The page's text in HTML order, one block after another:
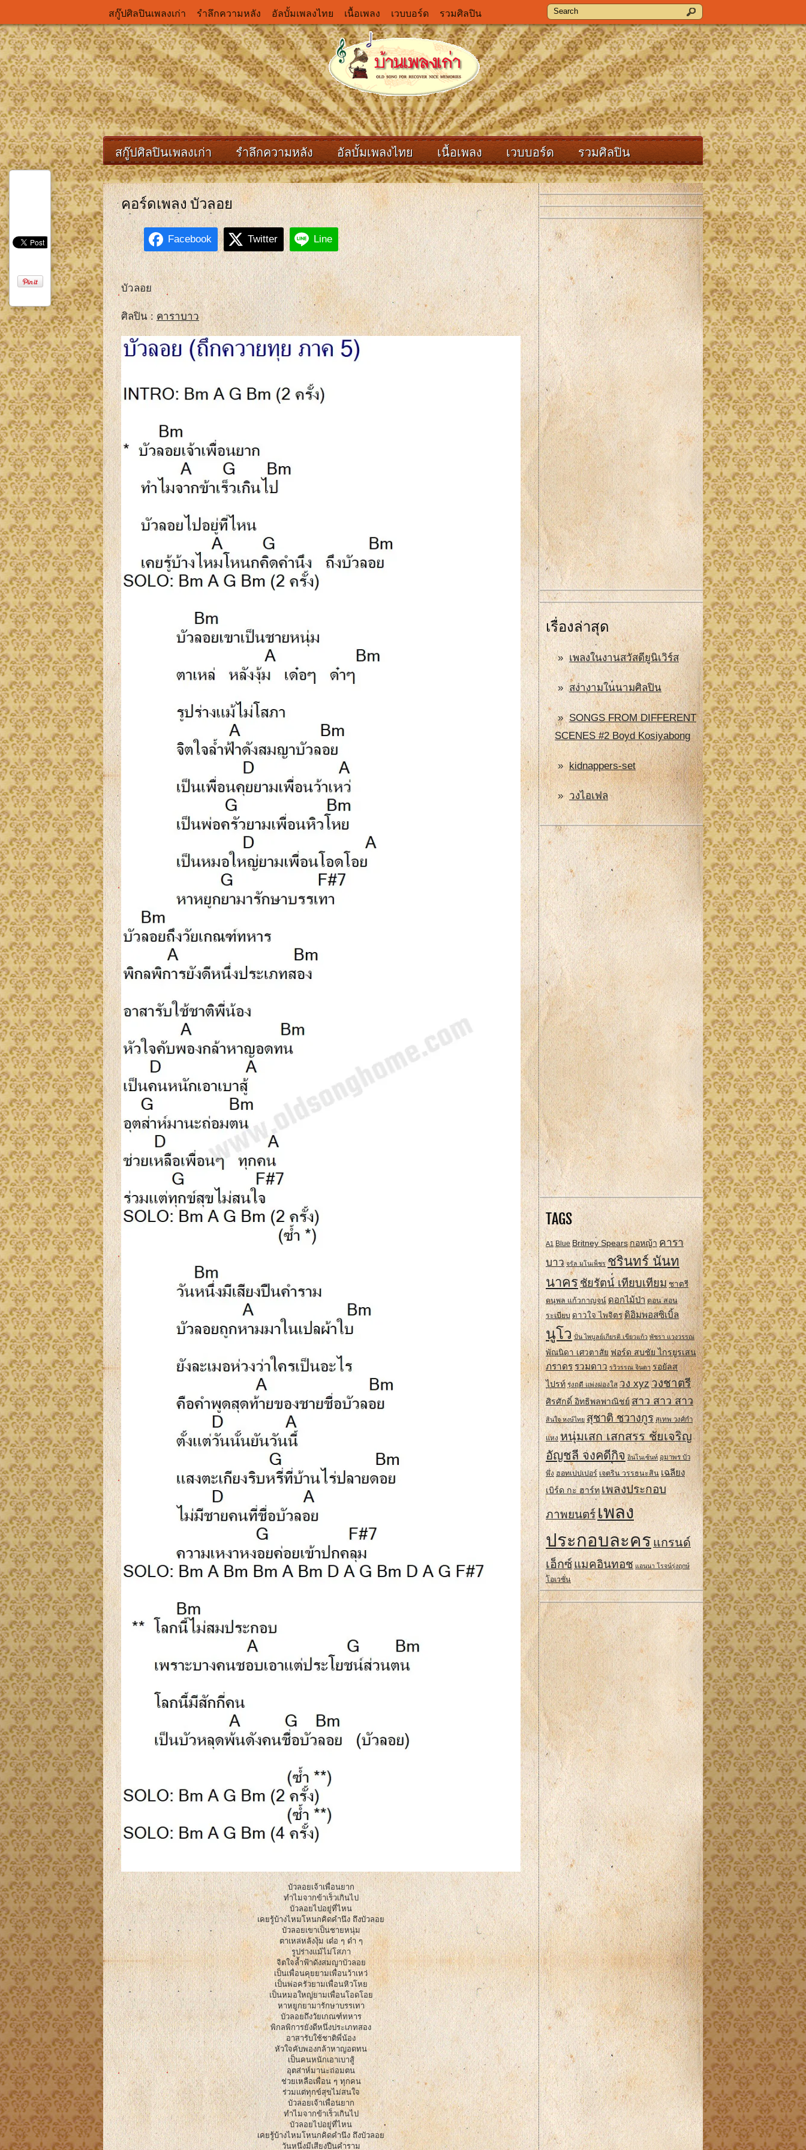
สกู๊ปศิลปินเพลงเก่า รำลึกความหลัง อัลบั้มเพลงไทย เนื้อเพลง เวบบอร์ด รวมศิลปิน
สกู๊ปศิลปินเพลงเก่า รำลึกความหลัง อัลบั้มเพลงไทย เนื้อเพลง เวบบอร์ด รวมศิลปิน
เรื่องล่าสุด
เพลงในงานสวัสดียูนิเวิร์ส
สง่างามในนามศิลปิน
SONGS FROM DIFFERENT
SCENES #2 Boyd Kosiyabong
kidnappers-set
วงไอเฟล
TAGS
A1 Blue Britney Spearsกอหญ้า คารา
บาว จรัล มโนเพ็ชร ชรินทร์ นันท
นาครชัยรัตน์ เทียบเทียม ชาตรี
ดนุพล แก้วกาญจน์ ดอกไม้ป่า ดอน สอน
ระเบียบ ดาวใจ ไพจิตร ดิอิมพอสซิเบิ้ล
นูโว ปั่น ไพบูลย์เกียรติ เขียวแก้ว พัชรา แวงวรรณ
พัณนิดา เศวตาสัย ฟอร์ด สบชัย ไกรยูรเสน
ภราดร รวมดาว รวิวรรณ จินดา รอยัลส
ไปรท์ รุ่งฤดี แพ่งผ่องใส วง xyz วงชาตรี
ศิรศักดิ์ อิทธิพลพาณิชย์สาว สาว สาว
สินใจ หงษ์ไทย สุชาติ ชวางกูร สุเทพ วงศ์กํา
แหง หนุ่มเสก เสกสรร ชัยเจริญ
อัญชลี จงคดีกิจ อินโนเซ้นท์ อุมาพร บัว
พึ่ง ฮอทเปปเปอร์ เจตริน วรรธนะสิน เฉลียง
เบิร์ด กะ ฮาร์ท เพลงประกอบ
ภาพยนตร์เพลง
ประกอบละคร แกรนด์
เอ็กซ์แมคอินทอช แอนนา โรจน์รุ่งฤกษ์
โอเวชั่น
คอร์ดเพลง บัวลอย
Facebook Twitter Line
บัวลอย
ศิลปิน : คาราบาว
บัวลอยเจ้าเพื่อนยาก
ทําไมจากข้าเร็วเกินไป
บัวลอยไปอยู่ที่ไหน
เคยรู้บ้างไหมโหนกคิดคํานึง ถึงบัวลอย
บัวลอยเขาเป็นชายหนุ่ม
ตาเหล่หลังงุ้ม เด๋อ ๆ ด๋า ๆ
รูปร่างแม้ไม่โสภา
จิตใจลํ้าฟ้าดังสมญาบัวลอย
เป็นเพื่อนคุยยามเพื่อนว้าเหว่
เป็นพ่อครัวยามเพื่อนหิวโหย
เป็นหมอใหญ่ยามเพื่อนโอดโอย
หาหยูกยามารักษาบรรเทา
บัวลอยถึงวัยเกณฑ์ทหาร
พิกลพิการยังดีหนึ่งประเภทสอง
อาสารับใช้ชาติพี่น้อง
หัวใจคับพองกล้าหาญอดทน
เป็นคนหนักเอาเบาสู้
อุตส่าห์มานะถ่อมตน
ช่วยเหลือเพื่อน ๆ ทุกคน
ร่วมแต่ทุกข์สุขไม่สนใจ
บัวลอยเจ้าเพื่อนยาก
ทําไมจากข้าเร็วเกินไป
บัวลอยไปอยู่ที่ไหน
เคยรู้บ้างไหมโหนกคิดคํานึง ถึงบัวลอย
วันหนึ่งมีเสียงปืนคําราม